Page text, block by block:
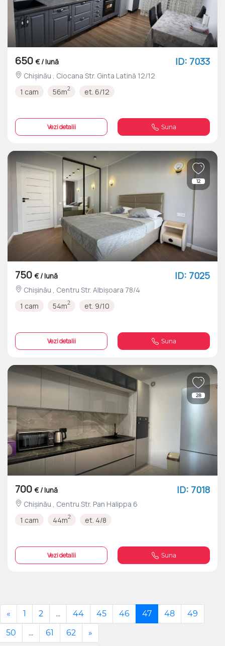
650 € / lună ID: 7033
Chișinău , Ciocana Str. Ginta Latină 12/12
1 cam
56m2 et. 6/12
Vezi detalii Suna
12
750 € / lună ID: 7025
Chișinău , Centru Str. Albișoara 78/4
1 cam
54m2 et. 9/10
Vezi detalii Suna
28
700 € / lună ID: 7018
Chișinău , Centru Str. Pan Halippa 6
1 cam
44m2 et. 4/8
Vezi detalii Suna
« 1 2 ... 44 45 46 47 48
49
50
... 61 62 »